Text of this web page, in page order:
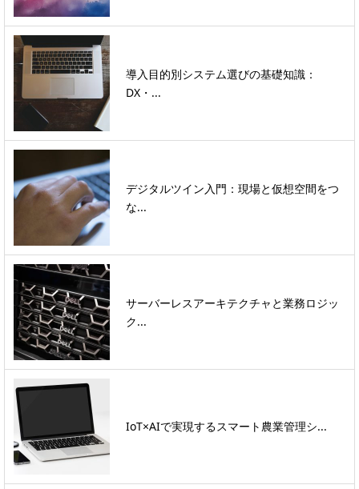
導入目的別システム選びの基礎知識：
DX・...
デジタルツイン入門：現場と仮想空間をつ
な...
サーバーレスアーキテクチャと業務ロジッ
ク...
IoT×AIで実現するスマート農業管理シ...